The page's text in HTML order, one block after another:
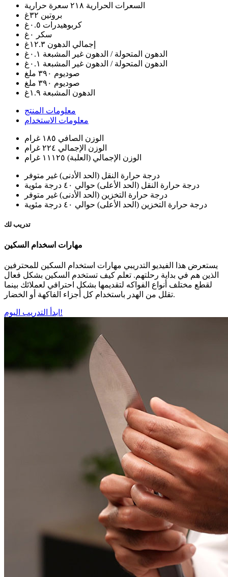
السعرات الحرارية ٢١٨ سعرة حرارية
بروتين ٣٢غ
كربوهيدرات ٠.٥غ
سكر
٠غ
إجمالي الدهون ١٢.٣غ
الدهون المتحولة / الدهون غير المشبعة ٠.١غ
الدهون المتحولة / الدهون غير المشبعة ٠.١غ
صوديوم ٣٩٠ ملغ
صوديوم ٣٩٠ ملغ
الدهون المشبعة ١.٩غ
معلومات المنتج
معلومات الاستخدام
الوزن الصافي ١٨٥ غرام
الوزن الإجمالي ٢٢٤ غرام
الوزن الإجمالي (العلبة) ١١١٢٥ غرام
درجة حرارة النقل (الحد الأدنى) غير متوفر
درجة حرارة النقل (الحد الأعلى) حوالي ٤٠ درجة مئوية
درجة حرارة التخزين (الحد الأدنى) غير متوفر
درجة حرارة التخزين (الحد الأعلى) حوالي ٤٠ درجة مئوية
تدريب لك
مهارات اسخدام السكين
يستعرض هذا الفيديو التدريبي مهارات استخدام السكين للمحترفين
الذين هم في بداية رحلتهم. تعلم كيف تستخدم السكين بشكل فعال
لقطع مختلف أنواع الفواكه لتقديمها بشكل احترافي لعملائك بينما
تقلل من الهدر باستخدام كل أجزاء الفاكهة أو الخضار.
ابدأ التدريب اليوم!